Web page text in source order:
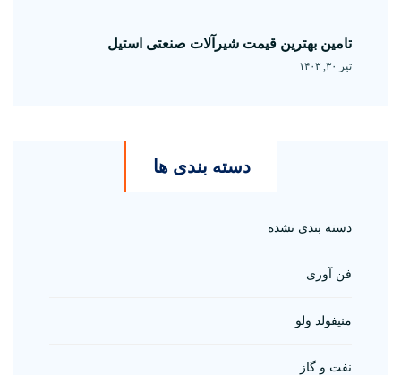
تامین بهترین قیمت شیرآلات صنعتی استیل
تیر ۳۰, ۱۴۰۳
دسته بندی ها
دسته بندی نشده
فن آوری
منیفولد ولو
نفت و گاز